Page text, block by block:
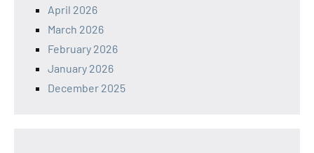
April 2026
March 2026
February 2026
January 2026
December 2025